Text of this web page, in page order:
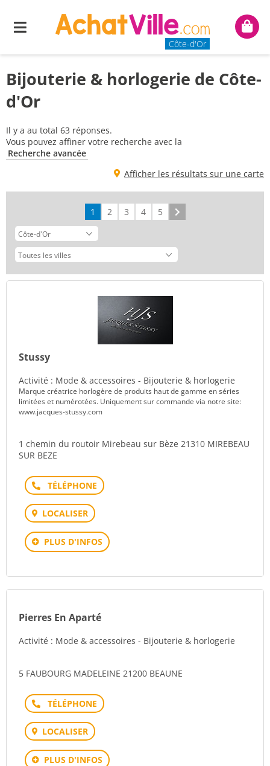
Menu
Côte-d'Or
Mon
Bijouterie & horlogerie de Côte-
d'Or
Il y a au total 63 réponses.
Vous pouvez affiner votre recherche avec la
Recherche avancée
Afficher les résultats sur une carte
1 2 3 4 5
Stussy
Activité : Mode & accessoires - Bijouterie & horlogerie
Marque créatrice horlogère de produits haut de gamme en séries
limitées et numérotées. Uniquement sur commande via notre site:
www.jacques-stussy.com
1 chemin du routoir Mirebeau sur Bèze 21310 MIREBEAU
SUR BEZE
Téléphone
LOCALISER
PLUS D'INFOS
Pierres En Aparté
Activité : Mode & accessoires - Bijouterie & horlogerie
5 FAUBOURG MADELEINE 21200 BEAUNE
Téléphone
LOCALISER
PLUS D'INFOS